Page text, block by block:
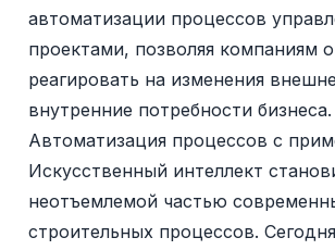
автоматизации процессов
проектами, позволяя компаниям
реагировать на изменения
внутренние потребности
Автоматизация процессов с
Искусственный интеллект
неотъемлемой частью
строительных процессов.